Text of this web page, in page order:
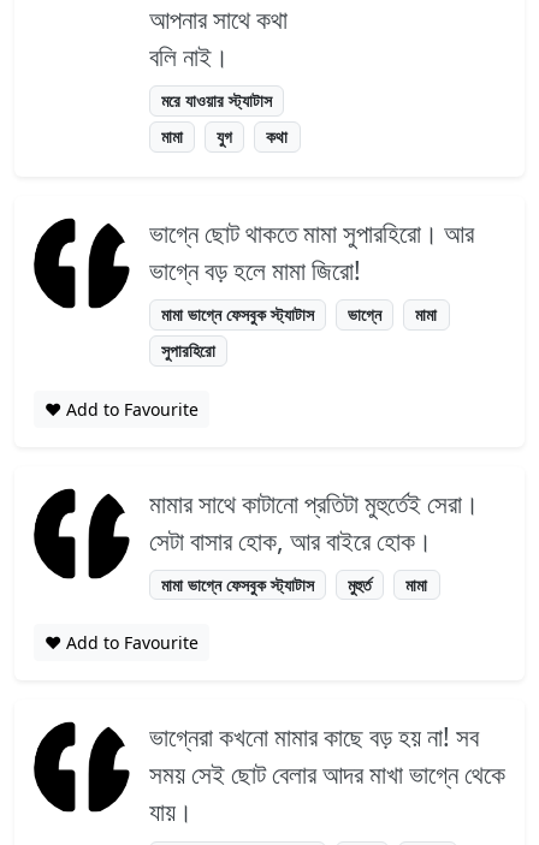
আপনার সাথে কথা
বলি নাই।
মরে যাওয়ার স্ট্যাটাস
মামা
যুগ কথা
ভাগ্নে ছোট থাকতে মামা সুপারহিরো। আর
ভাগ্নে বড় হলে মামা জিরো!
মামা ভাগ্নে ফেসবুক স্ট্যাটাস ভাগ্নে
মামা
সুপারহিরো
❤️ Add to Favourite
মামার সাথে কাটানো প্রতিটা মুহুর্তেই সেরা।
সেটা বাসার হোক, আর বাইরে হোক।
মামা ভাগ্নে ফেসবুক স্ট্যাটাস মুহুর্ত মামা
❤️ Add to Favourite
ভাগ্নেরা কখনো মামার কাছে বড় হয় না! সব
সময় সেই ছোট বেলার আদর মাখা ভাগ্নে থেকে
যায়।